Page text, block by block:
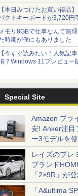
本日みつけたお買い得品
クトキーボードが3,720円
接続対応
モリ8GBで仕事なんて無
時期が僕にもありました
今すぐ読みたい！人気記
？Windows 11プレビュー
Special Site
Amazon プラ
安! Anker注目
ー3モデルを
レイズのプレ
ブランド
「2×9R」が登
「A&ultima